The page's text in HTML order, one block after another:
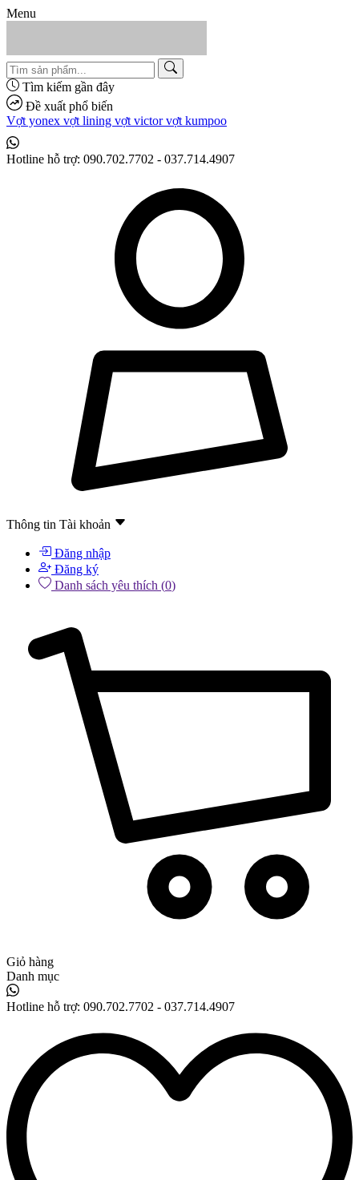
Menu
Tìm kiếm gần đây
Đề xuất phổ biến
Vợt yonex vợt lining vợt victorvợt kumpoo
Hotline hỗ trợ: 090.702.7702 - 037.714.4907
Thông tin Tài khoản
Đăng nhập
Đăng ký
Danh sách yêu thích (0)
Giỏ hàng
Danh mục
Hotline hỗ trợ: 090.702.7702 - 037.714.4907